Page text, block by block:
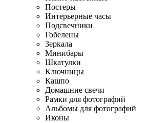
Постеры
Интерьерные часы
Подсвечники
Гобелены
Зеркала
Минибары
Шкатулки
Ключницы
Кашпо
Домашние свечи
Рамки для фотографий
Альбомы для фотографий
Иконы